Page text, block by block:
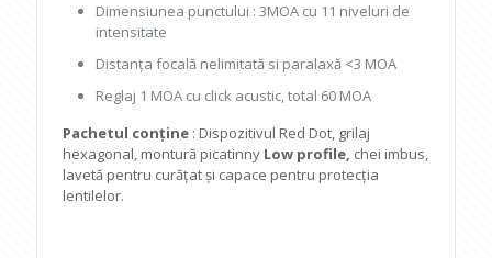
Dimensiunea punctului : 3MOA cu 11 niveluri de
intensitate
Distanța focală nelimitată si paralaxă <3 MOA
Reglaj 1 MOA cu click acustic, total 60 MOA
Pachetul conține : Dispozitivul Red Dot, grilaj
hexagonal, montură picatinny Low profile, chei imbus,
lavetă pentru curățat și capace pentru protecția
lentilelor.